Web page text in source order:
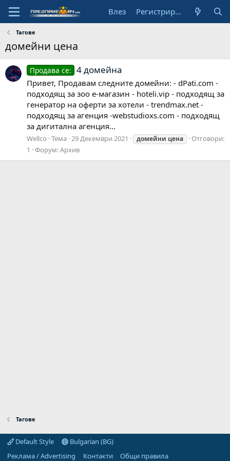
Влез Регистрирай се
Тагове
домейни цена
Продава се: 4 домейна
Привет, Продавам следните домейни: - dPati.com -
подходящ за зоо е-магазин - hoteli.vip - подходящ за
генератор на оферти за хотели - trendmax.net -
подходящ за агенция -webstudioxs.com - подходящ
за дигитална агенция...
Wellco Тема 29 Декември 2021 домейни цена
Отговори:
1
Форум:Архив
Тагове
Default Style
Bulgarian (BG)
Реклама / Advertising
Контакти
Общи правила